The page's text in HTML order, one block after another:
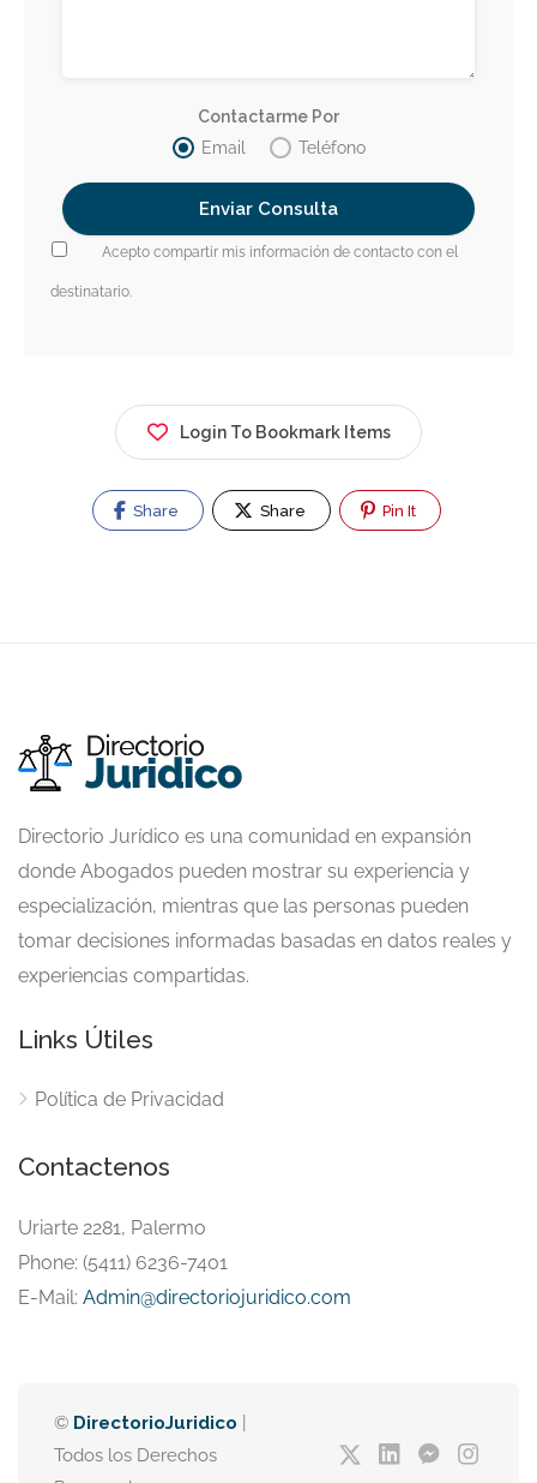
Contactarme Por
Email
Teléfono
Acepto compartir mis información de contacto con el
destinatario.
Login To Bookmark Items
Share Share Pin It
Directorio Jurídico es una comunidad en expansión
donde Abogados pueden mostrar su experiencia y
especialización, mientras que las personas pueden
tomar decisiones informadas basadas en datos reales y
experiencias compartidas.
Links Útiles
Política de Privacidad
Contactenos
Uriarte 2281, Palermo
Phone: (5411) 6236-7401
E-Mail: Admin@directoriojuridico.com
© DirectorioJuridico
Todos los Derechos